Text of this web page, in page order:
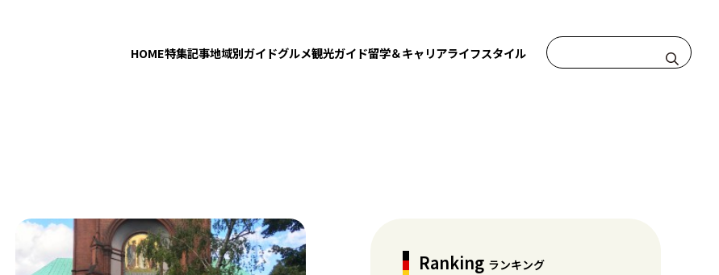
HOME特集記事地域別ガイドグルメ観光ガイド留学＆キャリアライフスタイル
Ranking ランキング